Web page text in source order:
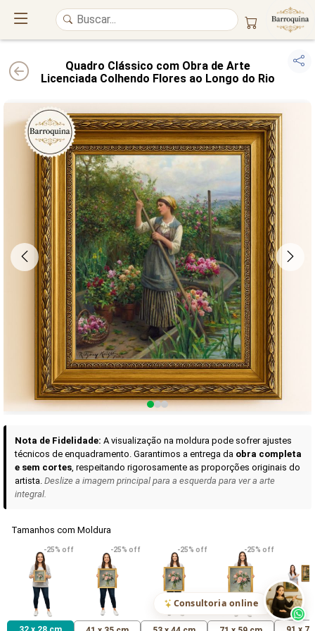
UM ATELIÊ 100% FINE ART
Trazemos a imponência dasmaiores obras de arte do mundopara o
alto padrão da sua casa. Nosso acervo reúne a genialidade de
grandes
pintores renomados, resgatando artes reaise o requinte inconfundível
das obras doséculo XIX . Produção artesanal emCanvas 100% Algodão
molduras emMadeira Maciçae impressão comPigmentação Mineral
QUALIDADE DE MUSEU GARANTIA ETERNA
Curadoria das Campanhas
A seleção de obras-primas apresentadas em nossos vídeos nas redes
sociais, reunidas aqui para sua apreciação.
VER DETALHES
Madona de Loreto
R$ 538,42
VER DETALHES
Narciso- caravaggio
R$ 365,92
VER
Maria
uma Rosa
R$ 365,92
Consultoria online
Quadro Clássico com Obra de Arte
Licenciada Colhendo Flores ao Longo do Rio
Nota de Fidelidade: A visualização na moldura pode sofrer ajustes
técnicos de enquadramento. Garantimos a entrega da obra completa
e sem cortes, respeitando rigorosamente as proporções originais do
artista. Deslize a imagem principal para a esquerda para ver a arte
integral.
Tamanhos com Moldura
-25% off -25% off -25% off -25% off